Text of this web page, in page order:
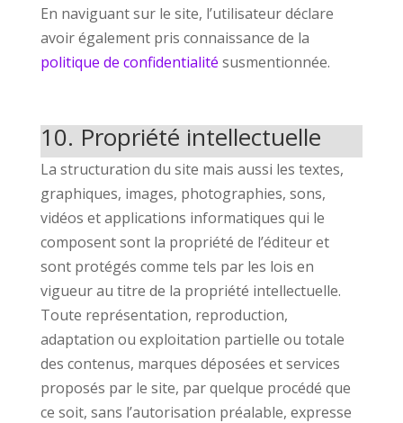
En naviguant sur le site, l’utilisateur déclare
avoir également pris connaissance de la
politique de confidentialité susmentionnée.
10. Propriété intellectuelle
La structuration du site mais aussi les textes,
graphiques, images, photographies, sons,
vidéos et applications informatiques qui le
composent sont la propriété de l’éditeur et
sont protégés comme tels par les lois en
vigueur au titre de la propriété intellectuelle.
Toute représentation, reproduction,
adaptation ou exploitation partielle ou totale
des contenus, marques déposées et services
proposés par le site, par quelque procédé que
ce soit, sans l’autorisation préalable, expresse